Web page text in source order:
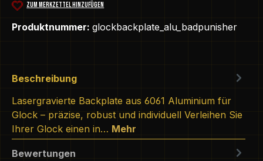
ZUM MERKZETTEL HINZUFÜGEN
Produktnummer: glockbackplate_alu_badpunisher
Beschreibung
Lasergravierte Backplate aus 6061 Aluminium für
Glock – präzise, robust und individuell Verleihen Sie
Ihrer Glock einen in… Mehr
Bewertungen